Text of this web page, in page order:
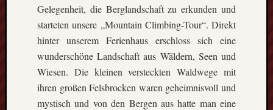
Gelegenheit, die Berglandschaft zu erkunden und
starteten unsere „Mountain Climbing-Tour“. Direkt
hinter unserem Ferienhaus erschloss sich eine
wunderschöne Landschaft aus Wäldern, Seen und
Wiesen. Die kleinen versteckten Waldwege mit
ihren großen Felsbrocken waren geheimnisvoll und
mystisch und von den Bergen aus hatte man eine